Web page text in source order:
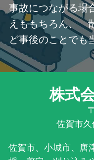
事故につながる場
えももちろん、
ど事後のことでも
株式
佐賀市
佐賀市、小城市、唐